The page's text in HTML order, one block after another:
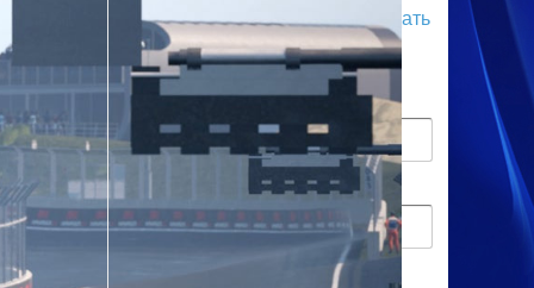
логином. Вы также можете
создать
аккаунт.
Имя пользователя